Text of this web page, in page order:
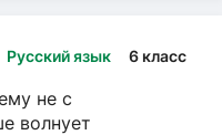
Русский язык 6 класс
не с
волнует